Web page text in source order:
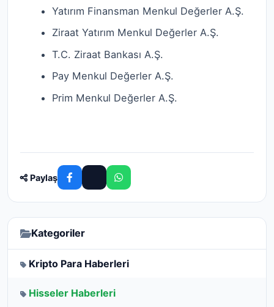
Yatırım Finansman Menkul Değerler A.Ş.
Ziraat Yatırım Menkul Değerler A.Ş.
T.C. Ziraat Bankası A.Ş.
Pay Menkul Değerler A.Ş.
Prim Menkul Değerler A.Ş.
Paylaş
Kategoriler
Kripto Para Haberleri
Hisseler Haberleri